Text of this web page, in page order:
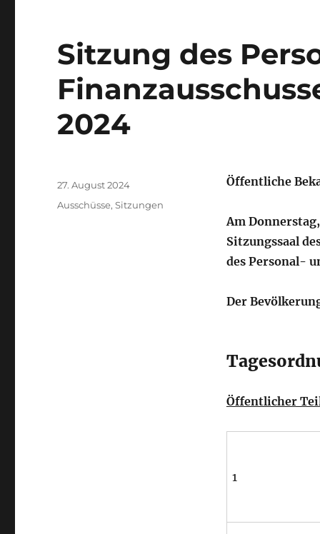
Sitzung des
2024
Öffentliche
Am
Sitzungssaal
des Personal-
Der
Öffentlicher
1
Veröffentlicht
27. August 2024
Kategorien
Ausschüsse,Sitzungen